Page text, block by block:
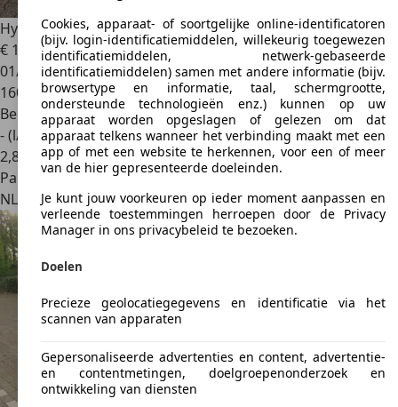
Hyundai ACCENTACCENT 1.3i LS
€ 1.500
01/2003
160.000 km
Benzine
- (l/100 km)
2,8
Particulier
NL 3601DCMaarssen
Cookies, apparaat- of soortgelijke online-identificatoren
(bijv. login-identificatiemiddelen, willekeurig toegewezen
identificatiemiddelen, netwerk-gebaseerde
identificatiemiddelen) samen met andere informatie (bijv.
browsertype en informatie, taal, schermgrootte,
ondersteunde technologieën enz.) kunnen op uw
apparaat worden opgeslagen of gelezen om dat
apparaat telkens wanneer het verbinding maakt met een
app of met een website te herkennen, voor een of meer
van de hier gepresenteerde doeleinden.
Je kunt jouw voorkeuren op ieder moment aanpassen en
verleende toestemmingen herroepen door de Privacy
Manager in ons privacybeleid te bezoeken.
Doelen
Precieze geolocatiegegevens en identificatie via het
scannen van apparaten
Gepersonaliseerde advertenties en content, advertentie-
en contentmetingen, doelgroepenonderzoek en
ontwikkeling van diensten